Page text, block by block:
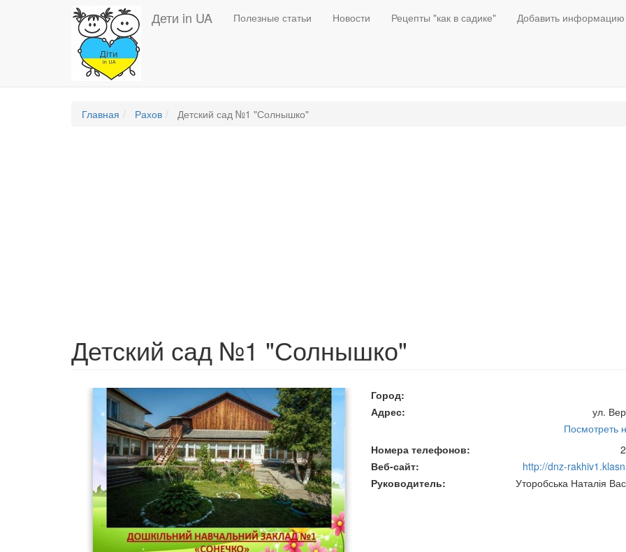
Дети in UA
Основная
навигация
RU
Полезные статьи Новости Рецепты "как в садике" Добавить
Главная Рахов Детский сад №1 "Солнышко"
Детский сад №1 "Солнышко"
Город
Адрес
ул.
Посмотреть
Номера телефонов
Веб-сайт
http://dnz-
Руководитель
Уторобська Наталія